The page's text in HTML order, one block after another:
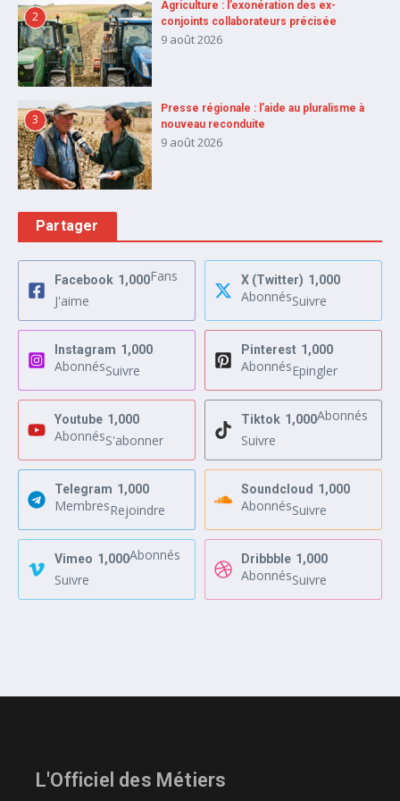
2
Agriculture : l’exonération des ex-
conjoints collaborateurs précisée
9 août 2026
3
Presse régionale : l’aide au pluralisme à
nouveau reconduite
9 août 2026
Partager
Facebook 1,000Fans
J'aime
X (Twitter) 1,000
AbonnésSuivre
Instagram 1,000
AbonnésSuivre
Pinterest 1,000
AbonnésEpingler
Youtube 1,000
AbonnésS'abonner
Tiktok 1,000Abonnés
Suivre
Telegram 1,000
MembresRejoindre
Soundcloud 1,000
AbonnésSuivre
Vimeo 1,000Abonnés
Suivre
Dribbble 1,000
AbonnésSuivre
L'Officiel des Métiers